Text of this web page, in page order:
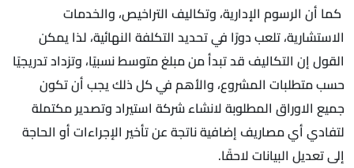
كما أن الرسوم الإدارية، وتكاليف التراخيص، والخدمات
الاستشارية، تلعب دورًا في تحديد التكلفة النهائية، لذا يمكن
القول إن التكاليف قد تبدأ من مبلغ متوسط نسبيًا، وتزداد تدريجيًا
حسب متطلبات المشروع، والأهم في كل ذلك يجب أن تكون
جميع الاوراق المطلوبة لانشاء شركة استيراد وتصدير مكتملة
لتفادي أي مصاريف إضافية ناتجة عن تأخير الإجراءات أو الحاجة
إلى تعديل البيانات لاحقًا.